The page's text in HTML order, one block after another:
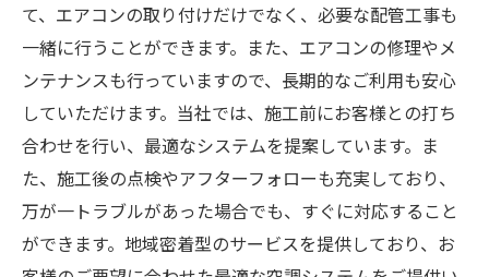
て、エアコンの取り付けだけでなく、必要な配管工事も
一緒に行うことができます。また、エアコンの修理やメ
ンテナンスも行っていますので、長期的なご利用も安心
していただけます。当社では、施工前にお客様との打ち
合わせを行い、最適なシステムを提案しています。ま
た、施工後の点検やアフターフォローも充実しており、
万が一トラブルがあった場合でも、すぐに対応すること
ができます。地域密着型のサービスを提供しており、お